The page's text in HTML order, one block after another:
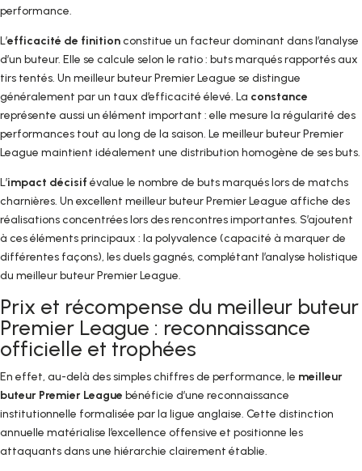
performance.
L’efficacité de finitionconstitue un facteur dominant dans l’analyse
d’un buteur. Elle se calcule selon le ratio : buts marqués rapportés aux
tirs tentés. Un meilleur buteur Premier League se distingue
généralement par un taux d’efficacité élevé. La constance
représente aussi un élément important : elle mesure la régularité des
performances tout au long de la saison. Le meilleur buteur Premier
League maintient idéalement une distribution homogène de ses buts.
L’impact décisif évalue le nombre de buts marqués lors de matchs
charnières. Un excellent meilleur buteur Premier League affiche des
réalisations concentrées lors des rencontres importantes. S’ajoutent
à ces éléments principaux : la polyvalence (capacité à marquer de
différentes façons), les duels gagnés, complétant l’analyse holistique
du meilleur buteur Premier League.
Prix et récompense du meilleur buteur
Premier League : reconnaissance
officielle et trophées
En effet, au-delà des simples chiffres de performance, le meilleur
buteur Premier League bénéficie d’une reconnaissance
institutionnelle formalisée par la ligue anglaise. Cette distinction
annuelle matérialise l’excellence offensive et positionne les
attaquants dans une hiérarchie clairement établie.